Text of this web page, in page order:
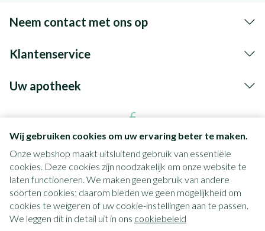
Wij gebruiken cookies om uw ervaring beter te maken.
Onze webshop maakt uitsluitend gebruik van essentiële
cookies. Deze cookies zijn noodzakelijk om onze website te
laten functioneren. We maken geen gebruik van andere
soorten cookies; daarom bieden we geen mogelijkheid om
cookies te weigeren of uw cookie-instellingen aan te passen.
We leggen dit in detail uit in ons cookiebeleid
Neem contact met ons op
Klantenservice
Uw apotheek
Juridische links